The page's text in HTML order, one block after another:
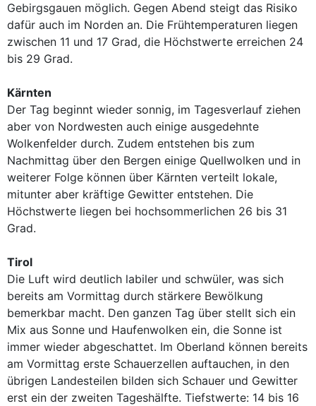
Gebirgsgauen möglich. Gegen Abend steigt das Risiko
dafür auch im Norden an. Die Frühtemperaturen liegen
zwischen 11 und 17 Grad, die Höchstwerte erreichen 24
bis 29 Grad.
Kärnten
Der Tag beginnt wieder sonnig, im Tagesverlauf ziehen
aber von Nordwesten auch einige ausgedehnte
Wolkenfelder durch. Zudem entstehen bis zum
Nachmittag über den Bergen einige Quellwolken und in
weiterer Folge können über Kärnten verteilt lokale,
mitunter aber kräftige Gewitter entstehen. Die
Höchstwerte liegen bei hochsommerlichen 26 bis 31
Grad.
Tirol
Die Luft wird deutlich labiler und schwüler, was sich
bereits am Vormittag durch stärkere Bewölkung
bemerkbar macht. Den ganzen Tag über stellt sich ein
Mix aus Sonne und Haufenwolken ein, die Sonne ist
immer wieder abgeschattet. Im Oberland können bereits
am Vormittag erste Schauerzellen auftauchen, in den
übrigen Landesteilen bilden sich Schauer und Gewitter
erst ein der zweiten Tageshälfte. Tiefstwerte: 14 bis 16